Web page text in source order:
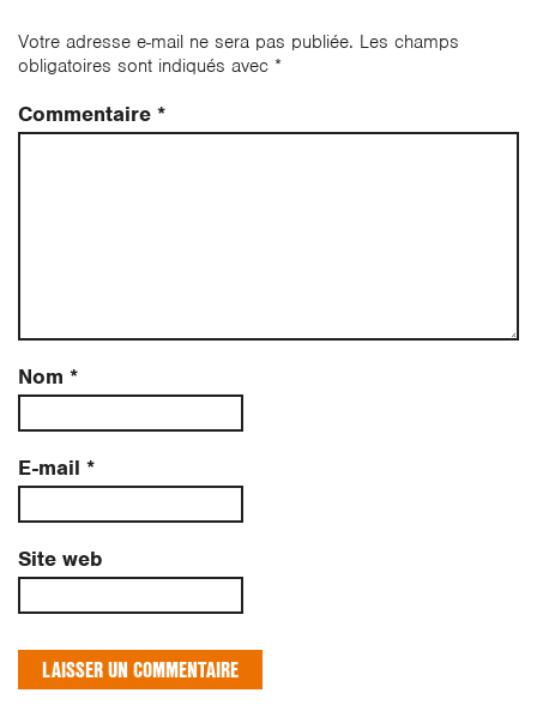
Votre adresse e-mail ne sera pas publiée. Les champs
obligatoires sont indiqués avec *
Commentaire *
Nom *
E-mail *
Site web